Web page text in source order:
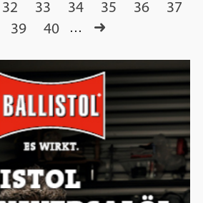
32 33 34 35 36
37
39 40 …